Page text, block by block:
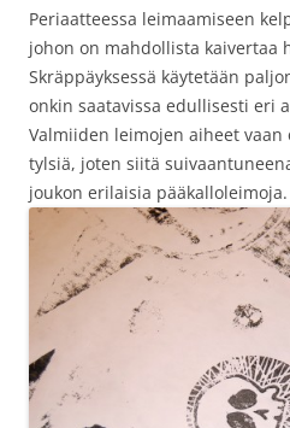
Periaatteessa leimaamiseen
johon on mahdollista kaivertaa
Skräppäyksessä käytetään
onkin saatavissa edullisesti eri
Valmiiden leimojen aiheet
tylsiä, joten siitä
joukon erilaisia pääkalloleimoja.